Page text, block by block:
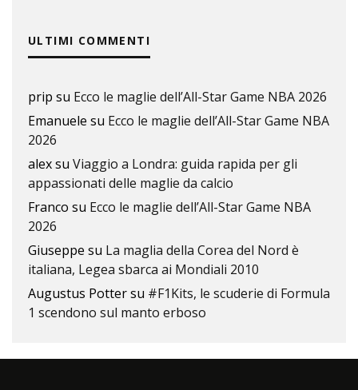
ULTIMI COMMENTI
prip su Ecco le maglie dell’All-Star Game NBA 2026
Emanuele su Ecco le maglie dell’All-Star Game NBA
2026
alexsu Viaggio a Londra: guida rapida per gli
appassionati delle maglie da calcio
Franco su Ecco le maglie dell’All-Star Game NBA
2026
Giuseppe su La maglia della Corea del Nord è
italiana, Legea sbarca ai Mondiali 2010
Augustus Pottersu #F1Kits, le scuderie di Formula
1 scendono sul manto erboso